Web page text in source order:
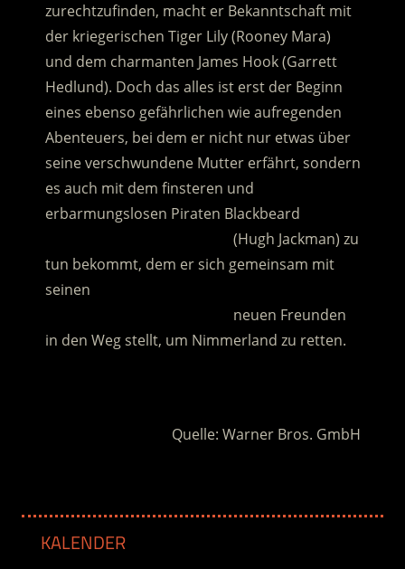
zurechtzufinden, macht er Bekanntschaft mit
der kriegerischen Tiger Lily (Rooney Mara)
und dem charmanten James Hook (Garrett
Hedlund). Doch das alles ist erst der Beginn
eines ebenso gefährlichen wie aufregenden
Abenteuers, bei dem er nicht nur etwas über
seine verschwundene Mutter erfährt, sondern
es auch mit dem finsteren und
erbarmungslosen Piraten Blackbeard
(Hugh Jackman) zu
tun bekommt, dem er sich gemeinsam mit
seinen
neuen Freunden
in den Weg stellt, um Nimmerland zu retten.
Quelle: Warner Bros. GmbH
KALENDER